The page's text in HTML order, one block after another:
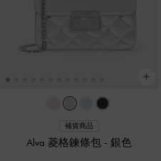
補貨商品
Alva 菱格鍊條包 -銀色